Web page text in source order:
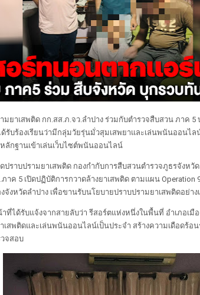
มยาเสพติด กก.สส.ภ.จว.ลำปาง ร่วมกับตำรวจสืบสวน ภาค
ด้รับร้องเรียนว่ามีกลุ่มวัยรุ่นมั่วสุมเสพยาและเล่นพนันออนไ
ลักฐานเข้าเล่นเว็บไซต์พนันออนไลน์
ปราบปรามยาเสพติด กองกำกับการสืบสวนตำรวจภูธรจังหวั
าค 5 เปิดปฏิบัติการกวาดล้างยาเสพติด ตามแผน Operation
จังหวัดลำปาง เพื่อขานรับนโยบายปราบปรามยาเสพติดอย่า
าที่ได้รับแจ้งจากสายลับว่า รีสอร์ตแห่งหนึ่งในพื้นที่ อำเภอเมื
เสพติดและเล่นพนันออนไลน์เป็นประจำ สร้างความเดือดร้
จสอบ